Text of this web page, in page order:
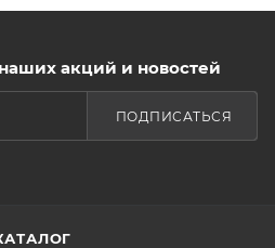
акций и новостей
ПОДПИСАТЬСЯ